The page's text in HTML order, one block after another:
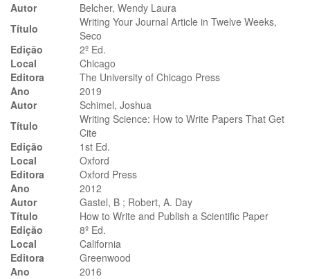
Autor
Belcher, Wendy Laura
Título
Writing Your Journal Article in Twelve Weeks,
Seco
Edição
2º Ed.
Local
Chicago
Editora
The University of Chicago Press
Ano
2019
Autor
Schimel, Joshua
Título
Writing Science: How to Write Papers That Get
Cite
Edição
1st Ed.
Local
Oxford
Editora
Oxford Press
Ano
2012
Autor
Gastel, B ; Robert, A. Day
Título
How to Write and Publish a Scientific Paper
Edição
8º Ed.
Local
California
Editora
Greenwood
Ano
2016